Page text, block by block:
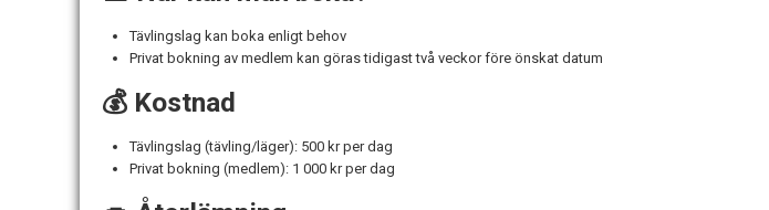
Tävlingslag kan boka enligt behov
Privat bokning av medlem kan göras tidigast två veckor före önskat datum
💰 Kostnad
Tävlingslag (tävling/läger): 500 kr per dag
Privat bokning (medlem): 1 000 kr per dag